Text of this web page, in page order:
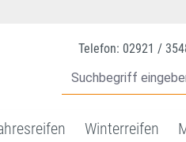
Telefon: 02921 /
Winterreifen